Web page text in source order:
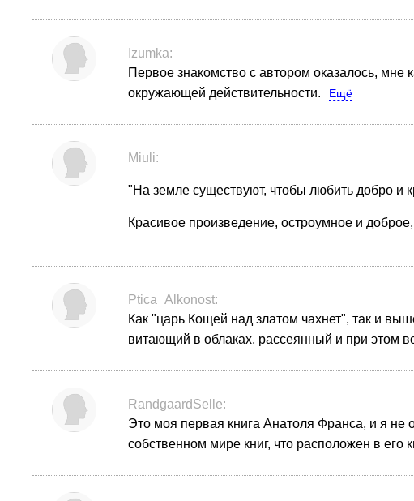
Izumka:
Первое знакомство с автором оказалось, мне
окружающей действительности.
Ещё
Miuli:
"На земле существуют, чтобы любить добро и
Красивое произведение, остроумное и
Ptica_Alkonost:
Как "царь Кощей над златом чахнет", так и
витающий в облаках, рассеянный и при этом
RandgaardSelle:
Это моя первая книга Анатоля Франса, и я
собственном мире книг, что расположен в